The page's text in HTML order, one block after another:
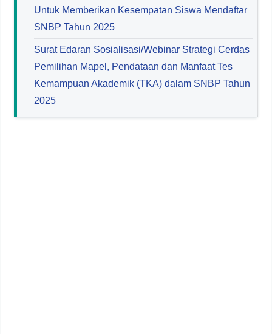
Untuk Memberikan Kesempatan Siswa Mendaftar
SNBP Tahun 2025
Surat Edaran Sosialisasi/Webinar Strategi Cerdas
Pemilihan Mapel, Pendataan dan Manfaat Tes
Kemampuan Akademik (TKA) dalam SNBP Tahun
2025